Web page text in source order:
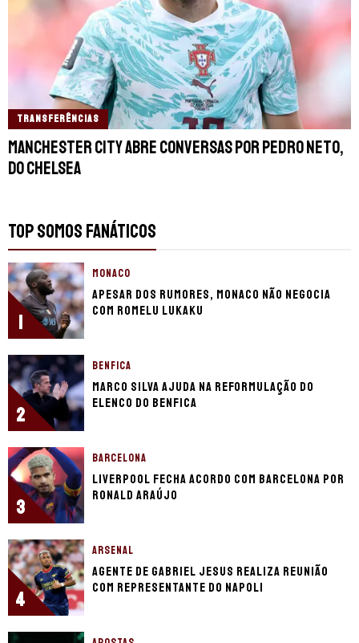
TRANSFERÊNCIAS
Manchester City abre conversas por Pedro Neto,
do Chelsea
TOP SOMOS FANÁTICOS
1
MONACO
Apesar dos rumores, Monaco não negocia
com Romelu Lukaku
2
BENFICA
Marco Silva ajuda na reformulação do
elenco do Benfica
3
BARCELONA
Liverpool fecha acordo com Barcelona por
Ronald Araújo
4
ARSENAL
Agente de Gabriel Jesus realiza reunião
com representante do Napoli